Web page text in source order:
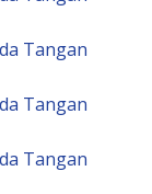
Tangan
Tangan
Tangan